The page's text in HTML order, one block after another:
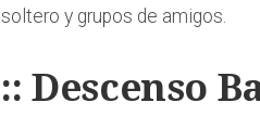
soltero y grupos de amigos.
:: Descenso